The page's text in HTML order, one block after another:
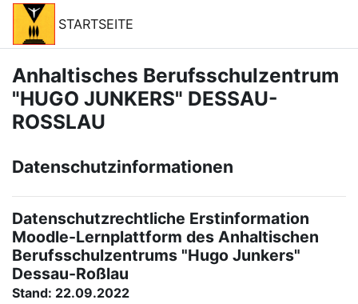
Skip to main content
STARTSEITE
Anhaltisches Berufsschulzentrum
"HUGO JUNKERS" DESSAU-
ROSSLAU
Datenschutzinformationen
Datenschutzrechtliche Erstinformation
Moodle-Lernplattform des Anhaltischen
Berufsschulzentrums "Hugo Junkers"
Dessau-Roßlau
Stand: 22.09.2022